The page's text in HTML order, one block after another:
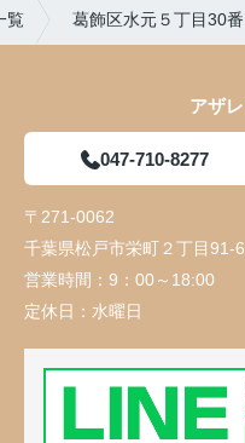
覧 葛飾区水元５丁目30
アザ
047-710-8277
〒271-0062
千葉県松戸市栄町２丁目91-6
営業時間： 9：00～18:00
定休日： 水曜日